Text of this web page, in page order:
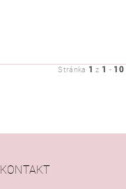
Stránka 1 z 1 - 10
KONTAKT